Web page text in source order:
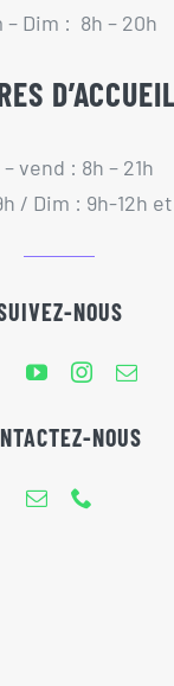
– Dim : 8h – 20h
vend : 8h – 21h
/ Dim : 9h-12h et
NOUS
NOUS